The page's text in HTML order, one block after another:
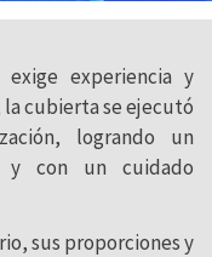
experiencia y
cubierta se ejecutó
logrando un
y con un cuidado
sus proporciones y